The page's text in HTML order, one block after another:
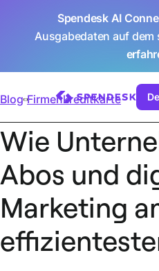
Spendesk AI
Ausgabedaten auf dem
Blog Firmenkreditkarte
Wie
Abos und
Marketing